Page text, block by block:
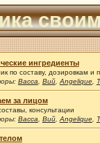
ингредиенты
по составу, дозировкам и
Васса Вий, Angelique,
за лицом
консультации
Васса Вий, Angelique,